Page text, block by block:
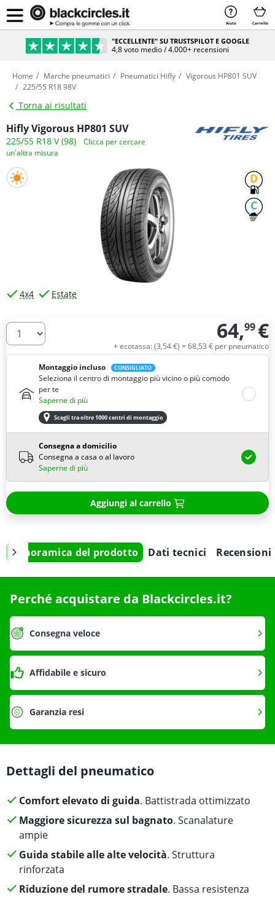
Aiuto Carrello
"ECCELLENTE" SU TRUSTSPILOT E GOOGLE
4,8 voto medio / 4.000+ recensioni
Home Marche pneumatici Pneumatici Hifly
Vigorous HP801 SUV
225/55 R18 98V
Torna ai risultati
Hifly Vigorous HP801 SUV
225/55 R18 V (98)
Clicca per cercare
un'altra misura
D
C
4x4 Estate
Quantità 64,99 €
+ ecotassa: (3,54€) = 68,53 € per pneumatico
Montaggio incluso
CONSIGLIATO
Seleziona il centro di montaggio più vicino o più comodo
per te
Saperne di più
Scegli tra oltre 1000 centri di montaggio
Consegna a domicilio
Consegna a casa o al lavoro
Saperne di più
Aggiungi al carrello
Panoramica del prodotto Dati tecnici Recensioni
Perché acquistare da Blackcircles.it?
Consegna veloce
Affidabile e sicuro
Garanzia resi
Dettagli del pneumatico
Comfort elevato di guida. Battistrada ottimizzato
Maggiore sicurezza sul bagnato. Scanalature
ampie
Guida stabile alle alte velocità. Struttura
rinforzata
Riduzione del rumore stradale. Bassa resistenza